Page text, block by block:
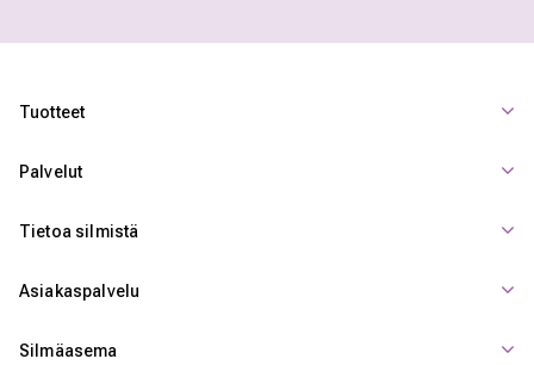
Tuotteet
Palvelut
Tietoa silmistä
Asiakaspalvelu
Silmäasema